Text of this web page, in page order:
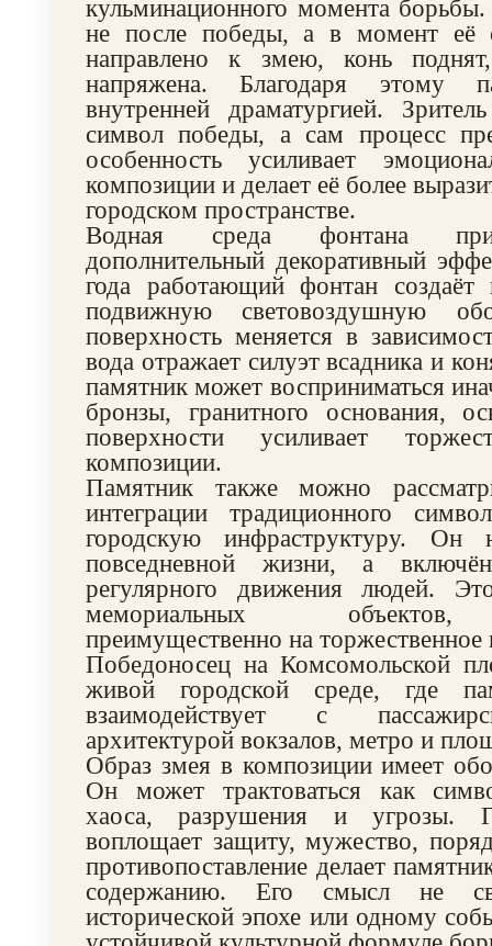
кульминационного момента
не после победы, а в момент её
направлено к змею, конь
напряжена. Благодаря этому
внутренней драматургией.
символ победы, а сам процесс
особенность усиливает
композиции и делает её более
городском пространстве.
Водная среда фонтана
дополнительный декоративный
года работающий фонтан создаёт
подвижную световоздушную
поверхность меняется в
вода отражает силуэт всадника и
памятник может восприниматься
бронзы, гранитного основания,
поверхности усиливает
композиции.
Памятник также можно
интеграции традиционного
городскую инфраструктуру. Он
повседневной жизни, а
регулярного движения людей.
мемориальных объектов,
преимущественно на торжественное
Победоносец на Комсомольской
живой городской среде, где
взаимодействует с
архитектурой вокзалов, метро и
Образ змея в композиции имеет
Он может трактоваться как
хаоса, разрушения и угрозы.
воплощает защиту, мужество,
противопоставление делает
содержанию. Его смысл не
исторической эпохе или одному